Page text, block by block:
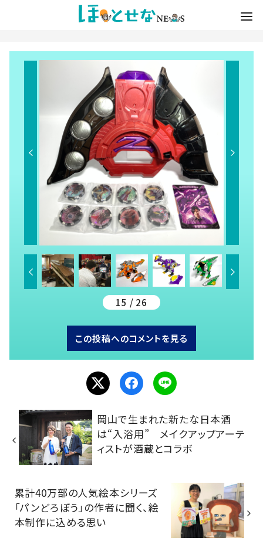
15 / 26
この投稿へのコメントを見る
岡山で生まれた新たな日本酒
は“入浴用” メイクアップアーテ
ィストが酒蔵とコラボ
累計40万部の人気絵本シリーズ
「パンどろぼう」の作者に聞く、絵
本制作に込める思い